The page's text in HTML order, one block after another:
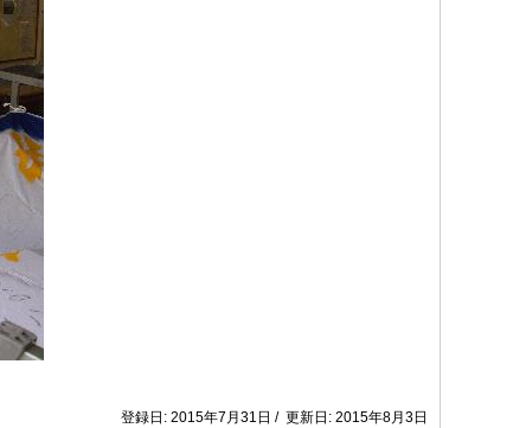
登録日: 2015年7月31日 / 更新日: 2015年8月3日